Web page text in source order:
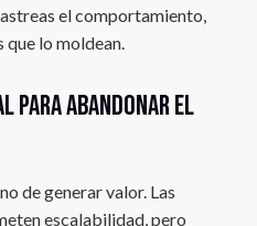
el comportamiento,
que lo moldean.
para abandonar el
de generar valor. Las
escalabilidad, pero